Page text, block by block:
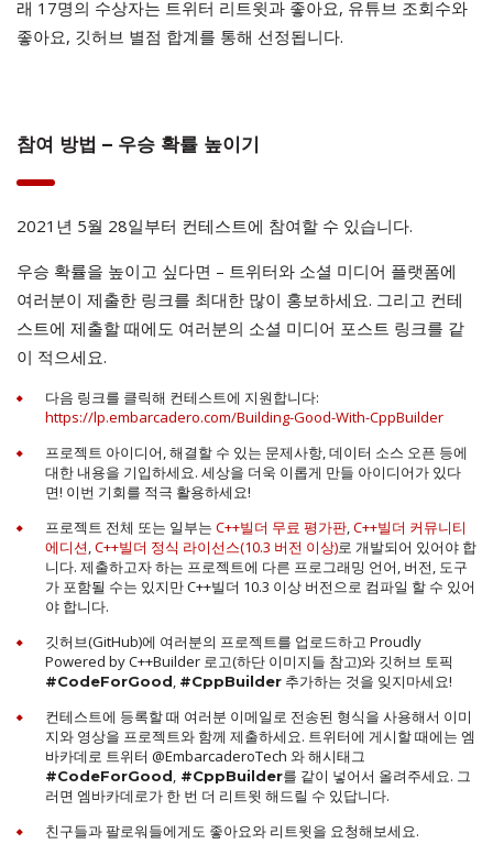
래 17명의 수상자는 트위터 리트윗과 좋아요, 유튜브 조회수와
좋아요, 깃허브 별점 합계를 통해 선정됩니다.
참여 방법 – 우승 확률 높이기
2021년 5월 28일부터 컨테스트에 참여할 수 있습니다.
우승 확률을 높이고 싶다면 – 트위터와 소셜 미디어 플랫폼에
여러분이 제출한 링크를 최대한 많이 홍보하세요. 그리고 컨테
스트에 제출할 때에도 여러분의 소셜 미디어 포스트 링크를 같
이 적으세요.
다음 링크를 클릭해 컨테스트에 지원합니다:
https://lp.embarcadero.com/Building-Good-With-CppBuilder
프로젝트 아이디어, 해결할 수 있는 문제사항, 데이터 소스 오픈 등에
대한 내용을 기입하세요. 세상을 더욱 이롭게 만들 아이디어가 있다
면! 이번 기회를 적극 활용하세요!
프로젝트 전체 또는 일부는 C++빌더 무료 평가판,C++빌더 커뮤니티
에디션,C++빌더 정식 라이선스(10.3 버전 이상)로 개발되어 있어야 합
니다. 제출하고자 하는 프로젝트에 다른 프로그래밍 언어, 버전, 도구
가 포함될 수는 있지만 C++빌더 10.3 이상 버전으로 컴파일 할 수 있어
야 합니다.
깃허브(GitHub)에 여러분의 프로젝트를 업로드하고 Proudly
Powered by C++Builder 로고(하단 이미지들 참고)와 깃허브 토픽
#CodeForGood, #CppBuilder 추가하는 것을 잊지마세요!
컨테스트에 등록할 때 여러분 이메일로 전송된 형식을 사용해서 이미
지와 영상을 프로젝트와 함께 제출하세요. 트위터에 게시할 때에는 엠
바카데로 트위터 @EmbarcaderoTech 와 해시태그
#CodeForGood, #CppBuilder를 같이 넣어서 올려주세요. 그
러면 엠바카데로가 한 번 더 리트윗 해드릴 수 있답니다.
친구들과 팔로워들에게도 좋아요와 리트윗을 요청해보세요.